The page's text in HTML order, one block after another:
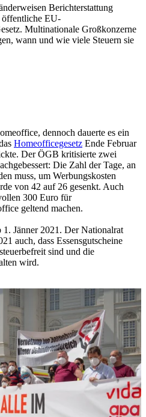
Berichterstattung
öffentliche EU-
Multinationale Großkonzerne
wann und wie viele Steuern sie
dennoch dauerte es ein
Homeofficegesetz Ende Februar
Der ÖGB kritisierte zwei
Die Zahl der Tage, an
muss, um Werbungskosten
von 42 auf 26 gesenkt. Auch
300 Euro für
geltend machen.
Jänner 2021. Der Nationalrat
auch, dass Essensgutscheine
sind und die
wird.